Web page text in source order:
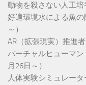
動物を殺さない人工培
好適環境水による魚
～）
AR（拡張現実）推進
バーチャルヒューマ
月26日～）
人体実験シミュレー